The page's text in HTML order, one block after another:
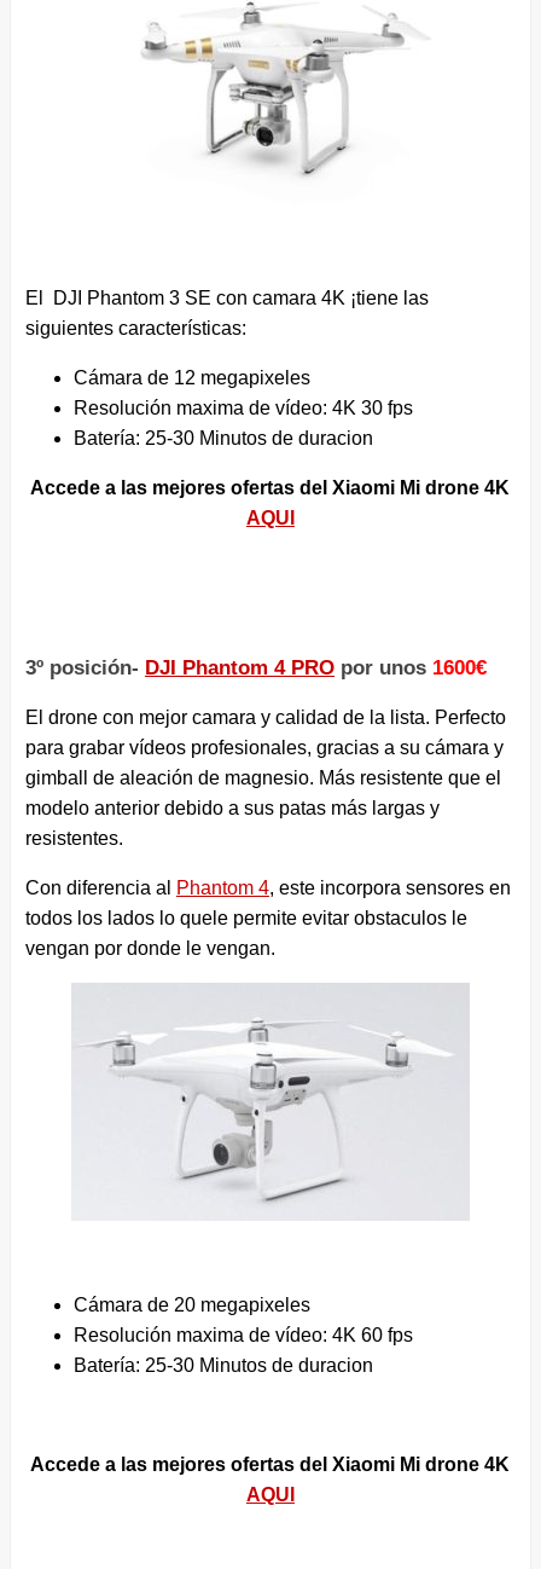
El DJI Phantom 3 SE con camara 4K ¡tiene las
siguientes características:
Cámara de 12 megapixeles
Resolución maxima de vídeo: 4K 30 fps
Batería: 25-30 Minutos de duracion
Accede a las mejores ofertas del Xiaomi Mi drone 4K
AQUI
3º posición- DJI Phantom 4 PROpor unos 1600€
El drone con mejor camara y calidad de la lista. Perfecto
para grabar vídeos profesionales, gracias a su cámara y
gimball de aleación de magnesio. Más resistente que el
modelo anterior debido a sus patas más largas y
resistentes.
Con diferencia al Phantom 4, este incorpora sensores en
todos los lados lo quele permite evitar obstaculos le
vengan por donde le vengan.
Cámara de 20 megapixeles
Resolución maxima de vídeo: 4K 60 fps
Batería: 25-30 Minutos de duracion
Accede a las mejores ofertas del Xiaomi Mi drone 4K
AQUI